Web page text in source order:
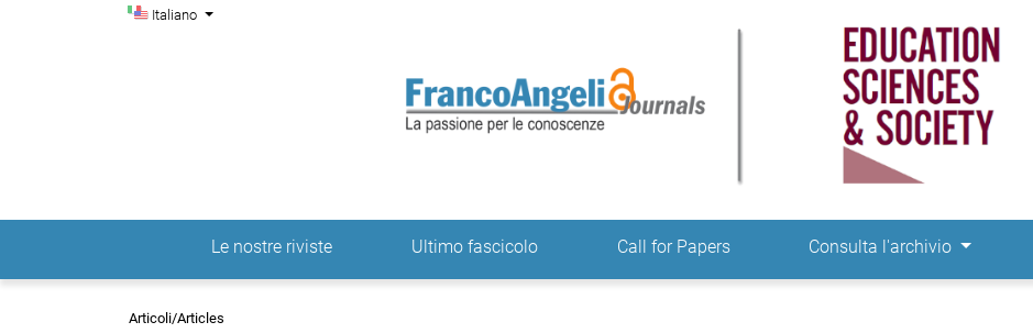
Salta al menu principale di navigazione
Salta al contenuto principale
Salta al piè di pagina del sitoCambia la lingua. La lingua corrente è:
Italiano
Menu di amministrazione
Menu principaleLe nostre riviste Ultimo fascicolo Call for Papers Consulta l'archivio
Articoli/Articles